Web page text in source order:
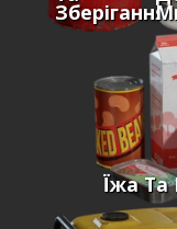
Зберігання
Їжа Та